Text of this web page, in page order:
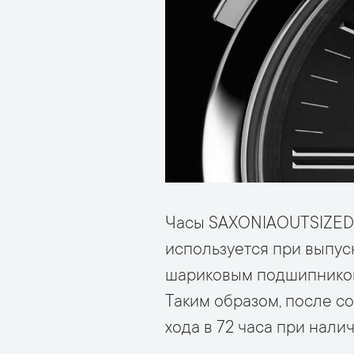
Часы
используется при
шариковым
Таким образом, после
хода в 72 часа при